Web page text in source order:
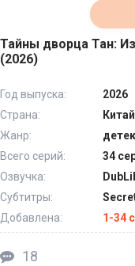
Тайны дворца Тан:
(2026)
Год выпуска:
2026
Страна:
Китай
Жанр:
Всего серий:
34
Озвучка:
Субтитры:
Добавлена:
1-34
18